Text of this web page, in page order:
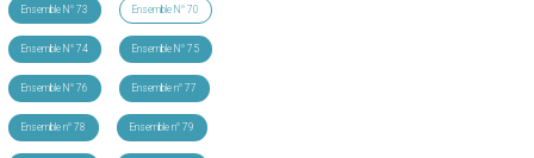
Ensemble N° 73 Ensemble N° 70
Ensemble N° 74 Ensemble N° 75
Ensemble N° 76 Ensemble n° 77
Ensemble n° 78 Ensemble n° 79